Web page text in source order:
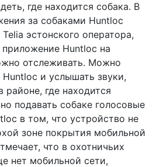
где находится собака. В
за собаками Huntloc
эстонского оператора,
Huntloc на
отслеживать. Можно
Huntloc и услышать звуки,
районе, где находится
подавать собаке голосовые
в том, что устройство не
зоне покрытия мобильной
что в охотничьих
нет мобильной сети,